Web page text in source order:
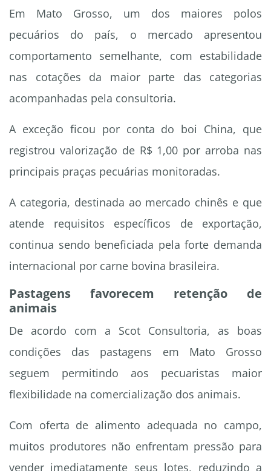
Em Mato Grosso, um dos maiores polos
pecuários do país, o mercado apresentou
comportamento semelhante, com estabilidade
nas cotações da maior parte das categorias
acompanhadas pela consultoria.
A exceção ficou por conta do boi China, que
registrou valorização de R$ 1,00 por arroba nas
principais praças pecuárias monitoradas.
A categoria, destinada ao mercado chinês e que
atende requisitos específicos de exportação,
continua sendo beneficiada pela forte demanda
internacional por carne bovina brasileira.
Pastagens favorecem retenção de
animais
De acordo com a Scot Consultoria, as boas
condições das pastagens em Mato Grosso
seguem permitindo aos pecuaristas maior
flexibilidade na comercialização dos animais.
Com oferta de alimento adequada no campo,
muitos produtores não enfrentam pressão para
vender imediatamente seus lotes, reduzindo a